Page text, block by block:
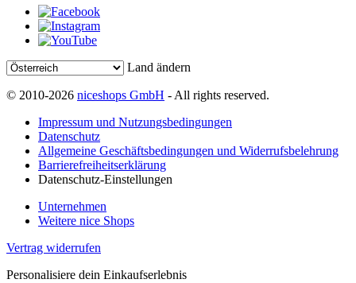
Land ändern
© 2010-2026 niceshops GmbH - All rights reserved.
Impressum und Nutzungsbedingungen
Datenschutz
Allgemeine Geschäftsbedingungen und Widerrufsbelehrung
Barrierefreiheitserklärung
Datenschutz-Einstellungen
Unternehmen
Weitere nice Shops
Vertrag widerrufen
Personalisiere dein Einkaufserlebnis